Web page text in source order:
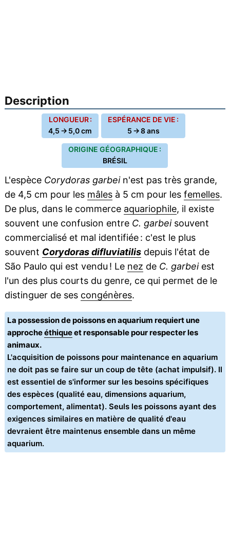
Description
LONGUEUR :
4,5 → 5,0 cm
ESPÉRANCE DE VIE :
5 → 8 ans
ORIGINE GÉOGRAPHIQUE :
BRÉSIL
L'espèce Corydoras garbein'est pas très grande,
de 4,5 cm pour les mâlesà 5 cm pour les femelles.
De plus, dans le commerce aquariophile, il existe
souvent une confusion entre C. garbeisouvent
commercialisé et mal identifiée : c'est le plus
souvent Corydoras difluviatilisdepuis l'état de
São Paulo qui est vendu ! Le nez de C. garbeiest
l'un des plus courts du genre, ce qui permet de le
distinguer de ses congénères.
La possession de poissons en aquarium requiert une
approcheéthiqueet responsable pour respecter les
animaux.
L'acquisition de poissons pour maintenance en aquarium
ne doit pas se faire sur un coup de tête (achat impulsif). Il
est essentiel de s'informer sur les besoins spécifiques
des espèces (qualité eau, dimensions aquarium,
comportement, alimentat). Seuls les poissons ayant des
exigences similaires en matière de qualité d'eau
devraient être maintenus ensemble dans un même
aquarium.